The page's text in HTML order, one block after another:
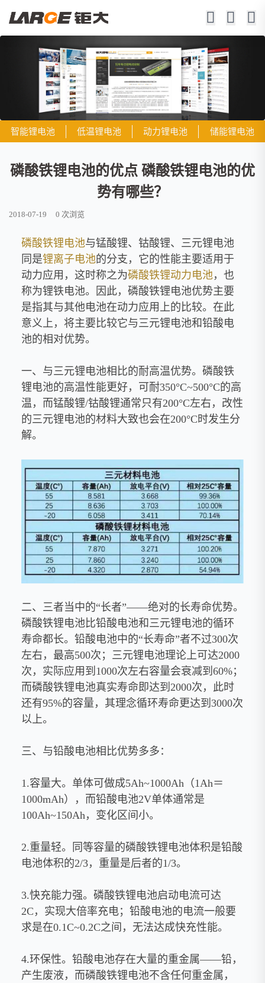
智能锂电池 低温锂电池 动力锂电池 储能锂电池
磷酸铁锂电池的优点 磷酸铁锂电池的优
势有哪些？
2018-07-19 0 次浏览
磷酸铁锂电池与锰酸锂、钴酸锂、三元锂电池
同是锂离子电池的分支，它的性能主要适用于
动力应用，这时称之为磷酸铁锂动力电池，也
称为锂铁电池。因此，磷酸铁锂电池优势主要
是指其与其他电池在动力应用上的比较。在此
意义上，将主要比较它与三元锂电池和铅酸电
池的相对优势。
一、与三元锂电池相比的耐高温优势。磷酸铁
锂电池的高温性能更好，可耐350°C~500°C的高
温，而锰酸锂/钴酸锂通常只有200°C左右，改性
的三元锂电池的材料大致也会在200°C时发生分
解。
二、三者当中的“长者”——绝对的长寿命优势。
磷酸铁锂电池比铅酸电池和三元锂电池的循环
寿命都长。铅酸电池中的“长寿命”者不过300次
左右，最高500次；三元锂电池理论上可达2000
次，实际应用到1000次左右容量会衰减到60%；
而磷酸铁锂电池真实寿命即达到2000次，此时
还有95%的容量，其理念循环寿命更达到3000次
以上。
三、与铅酸电池相比优势多多：
1.容量大。单体可做成5Ah~1000Ah（1Ah＝
1000mAh），而铅酸电池2V单体通常是
100Ah~150Ah，变化区间小。
2.重量轻。同等容量的磷酸铁锂电池体积是铅酸
电池体积的2/3，重量是后者的1/3。
3.快充能力强。磷酸铁锂电池启动电流可达
2C，实现大倍率充电；铅酸电池的电流一般要
求是在0.1C~0.2C之间，无法达成快充性能。
4.环保性。铅酸电池存在大量的重金属——铅，
产生废液，而磷酸铁锂电池不含任何重金属，